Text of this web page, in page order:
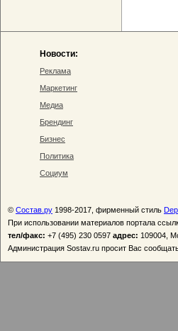
Новости:
Реклама
Маркетинг
Медиа
Брендинг
Бизнес
Политика
Социум
© Состав.ру 1998-2017, фирменный стиль
При использовании материалов портала
тел/факс: +7 (495) 230 0597 адрес: 109004,
Администрация Sostav.ru просит Вас